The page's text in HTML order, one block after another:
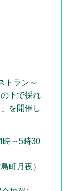
トラン～
下で採れ
を開催し
～5時30
町月夜）